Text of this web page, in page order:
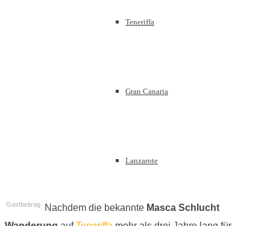
Teneriffa
Gran Canaria
Lanzarote
Gastbeitrag Nachdem die bekannte Masca Schlucht